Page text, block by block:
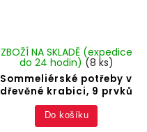
Sommeliérské potřeby v
dřevěné krabici, 9 prvků
ZBOŽÍ NA SKLADĚ (expedice
do 24 hodin) (8 ks)
Do košíku